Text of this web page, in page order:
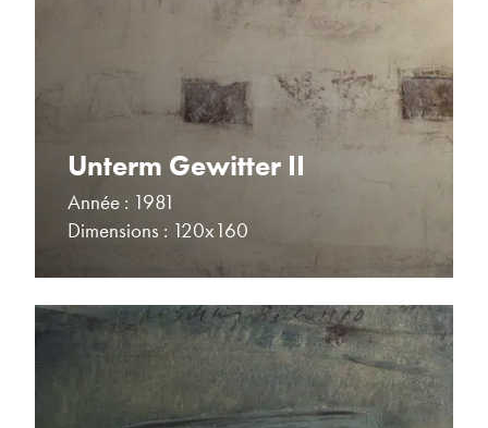
Unterm Gewitter II
Année : 1981
Dimensions : 120x160